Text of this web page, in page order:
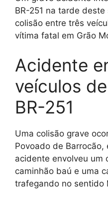
BR-251 na tarde
colisão entre três
vítima fatal em Grão
Acidente
veículos
BR-251
Uma colisão grave
Povoado de Barrocão,
acidente envolveu um
caminhão baú e uma
trafegando no sentido